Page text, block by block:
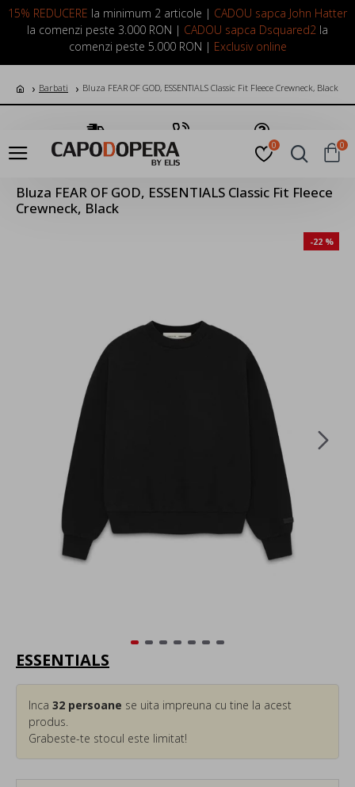
15% REDUCERE la minimum 2 articole | CADOU sapca John Hatter
la comenzi peste 3.000 RON | CADOU sapca Dsquared2 la
comenzi peste 5.000 RON | Exclusiv online
LOGIN INREGISTRARE
0 0
Barbati Bluza FEAR OF GOD, ESSENTIALS Classic Fit Fleece Crewneck, Black
Transport Gratuit Suna Acum Pune o Intrebare
Bluza FEAR OF GOD, ESSENTIALS Classic Fit Fleece
Crewneck, Black
-22 %
ESSENTIALS
Inca 32 persoane se uita impreuna cu tine la acest
produs.
Grabeste-te stocul este limitat!